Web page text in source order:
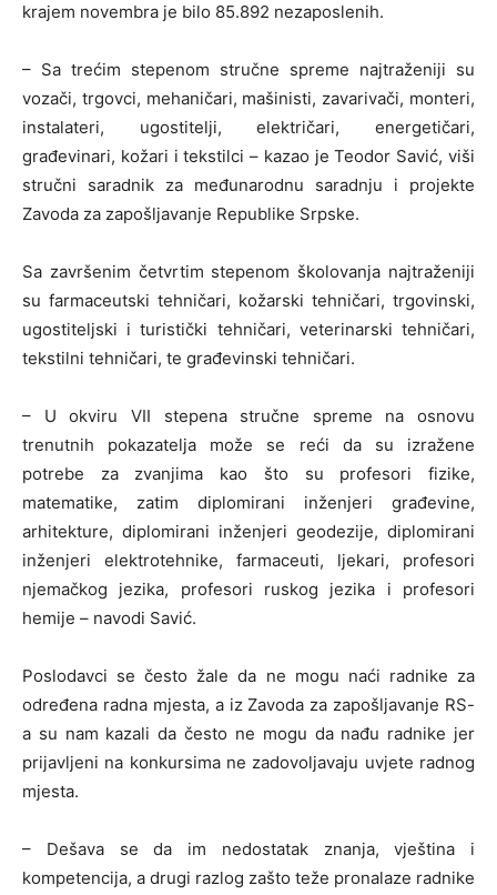
krajem novembra je bilo 85.892 nezaposlenih.
– Sa trećim stepenom stručne spreme najtraženiji su
vozači, trgovci, mehaničari, mašinisti, zavarivači, monteri,
instalateri, ugostitelji, električari, energetičari,
građevinari, kožari i tekstilci – kazao je Teodor Savić, viši
stručni saradnik za međunarodnu saradnju i projekte
Zavoda za zapošljavanje Republike Srpske.
Sa završenim četvrtim stepenom školovanja najtraženiji
su farmaceutski tehničari, kožarski tehničari, trgovinski,
ugostiteljski i turistički tehničari, veterinarski tehničari,
tekstilni tehničari, te građevinski tehničari.
– U okviru VII stepena stručne spreme na osnovu
trenutnih pokazatelja može se reći da su izražene
potrebe za zvanjima kao što su profesori fizike,
matematike, zatim diplomirani inženjeri građevine,
arhitekture, diplomirani inženjeri geodezije, diplomirani
inženjeri elektrotehnike, farmaceuti, ljekari, profesori
njemačkog jezika, profesori ruskog jezika i profesori
hemije – navodi Savić.
Poslodavci se često žale da ne mogu naći radnike za
određena radna mjesta, a iz Zavoda za zapošljavanje RS-
a su nam kazali da često ne mogu da nađu radnike jer
prijavljeni na konkursima ne zadovoljavaju uvjete radnog
mjesta.
– Dešava se da im nedostatak znanja, vještina i
kompetencija, a drugi razlog zašto teže pronalaze radnike